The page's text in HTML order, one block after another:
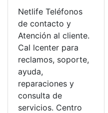
Netlife Teléfonos
de contacto y
Atención al cliente.
Cal lcenter para
reclamos, soporte,
ayuda,
reparaciones y
consulta de
servicios. Centro